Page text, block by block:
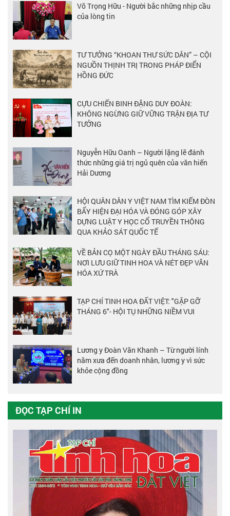
Võ Trọng Hữu - Người bắc những nhịp cầu
của lòng tin
TƯ TƯỞNG “KHOAN THƯ SỨC DÂN” – CỘI
NGUỒN THỊNH TRỊ TRONG PHÁP ĐIỂN
HỒNG ĐỨC
CỰU CHIẾN BINH ĐẶNG DUY ĐOÀN:
KHÔNG NGỪNG GIỮ VỮNG TRẬN ĐỊA TƯ
TƯỞNG
Nguyễn Hữu Oanh – Người lặng lẽ đánh
thức những giá trị ngủ quên của văn hiến
Hải Dương
HỘI QUÂN DÂN Y VIỆT NAM TÌM KIẾM ĐÒN
BẨY HIỆN ĐẠI HÓA VÀ ĐÓNG GÓP XÂY
DỰNG LUẬT Y HỌC CỔ TRUYỀN THÔNG
QUA KHẢO SÁT QUỐC TẾ
VỀ BẢN CỌ MỘT NGÀY ĐẦU THÁNG SÁU:
NƠI LƯU GIỮ TINH HOA VÀ NÉT ĐẸP VĂN
HÓA XỨ TRÀ
TẠP CHÍ TINH HOA ĐẤT VIỆT: "GẶP GỠ
THÁNG 6"- HỘI TỤ NHỮNG NIỀM VUI
Lương y Đoàn Văn Khanh – Từ người lính
năm xưa đến doanh nhân, lương y vì sức
khỏe cộng đồng
ĐỌC TẠP CHÍ IN